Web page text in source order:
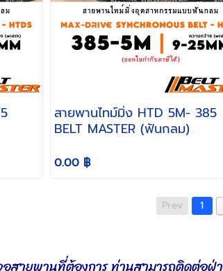
สายพานไทม์มิ่ง HTD 5M- 385
BELT MASTER (ฟันกลม)
0.00 ฿
Prev 1